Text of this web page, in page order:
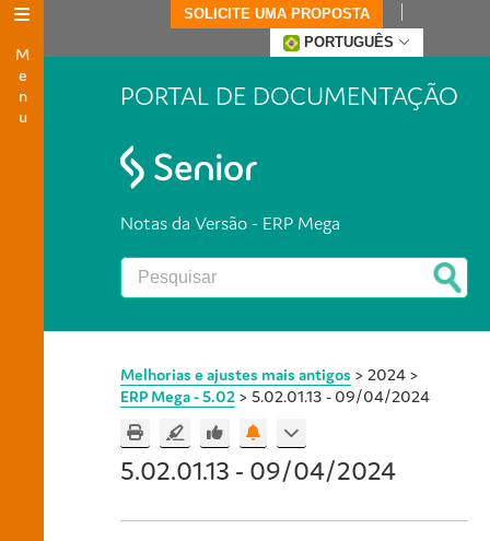
Menu
SOLICITE UMA PROPOSTA
PORTUGUÊS
PORTAL DE DOCUMENTAÇÃO
Notas da Versão - ERP Mega
Melhorias e ajustes mais antigos > 2024 >
ERP Mega - 5.02 > 5.02.01.13 - 09/04/2024
5.02.01.13 - 09/04/2024